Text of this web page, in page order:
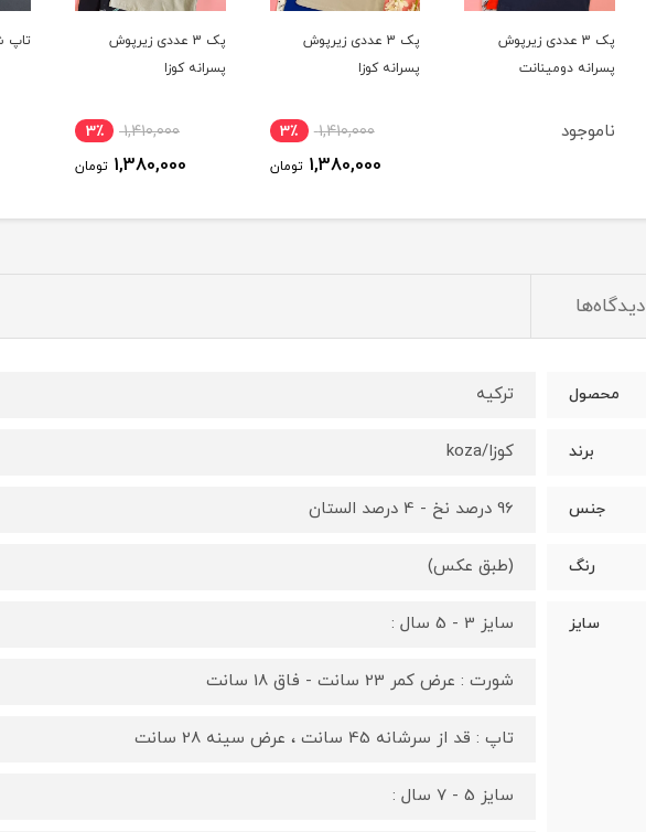
پک 3 عددی زیرپوش
پسرانه کوزا
1,410,000
پک 3 عددی زیرپوش
پسرانه کوزا
1,410,000 3٪
1,380,000 تومان
تاپ شورت دخترانه کوزا
735,000 3٪
720,000 تومان
دیدگاه‌ها
محصول ترکیه
برند کوزا/koza
جنس 96 درصد نخ - 4 درصد الستان
رنگ (طبق عکس)
سایز سایز 3 - 5 سال :
شورت : عرض کمر 23 سانت - فاق 18 سانت
تاپ : قد از سرشانه 45 سانت ، عرض سینه 28 سانت
سایز 5 - 7 سال :